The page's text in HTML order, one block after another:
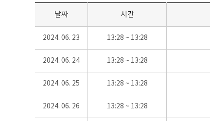
날짜 시간
2024. 06. 23 13:28 ~ 13:28
2024. 06. 24 13:28 ~ 13:28
2024. 06. 25 13:28 ~ 13:28
2024. 06. 26 13:28 ~ 13:28